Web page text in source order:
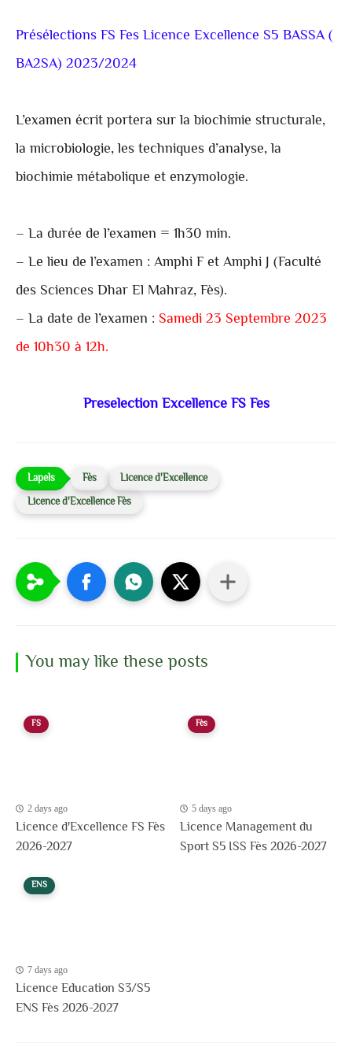
Présélections FS Fes Licence Excellence S5 BASSA (
BA2SA) 2023/2024
L’examen écrit portera sur la biochimie structurale,
la microbiologie, les techniques d’analyse, la
biochimie métabolique et enzymologie.
– La durée de l’examen = 1h30 min.
– Le lieu de l’examen : Amphi F et Amphi J (Faculté
des Sciences Dhar El Mahraz, Fès).
– La date de l’examen : Samedi 23 Septembre 2023
de 10h30 à 12h.
Preselection Excellence FS Fes
Fès
Licence d'Excellence
Licence d'Excellence Fès
You may like these posts
FS
2 days ago
Licence d'Excellence FS Fès
2026-2027
Fès
5 days ago
Licence Management du
Sport S5 ISS Fès 2026-2027
ENS
7 days ago
Licence Education S3/S5
ENS Fès 2026-2027